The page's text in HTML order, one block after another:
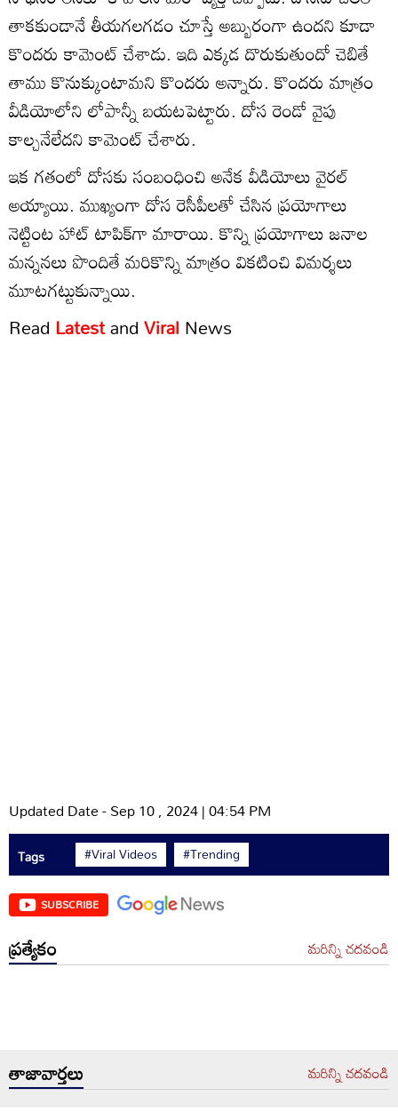
తాకకుండానే తీయగలగడం చూస్తే అబ్బురంగా ఉందని కూడా
కొందరు కామెంట్ చేశాడు. ఇది ఎక్కడ దొరుకుతుందో చెబితే
తాము కొనుక్కుంటామని కొందరు అన్నారు. కొందరు మాత్రం
వీడియోలోని లోపాన్నీ బయటపెట్టారు. దోస రెండో వైపు
కాల్చనేలేదని కామెంట్ చేశారు.
ఇక గతంలో దోసకు సంబంధించి అనేక వీడియోలు వైరల్
అయ్యాయి. ముఖ్యంగా దోస రెసీపీలతో చేసిన ప్రయోగాలు
నెట్టింట హాట్ టాపిక్‌గా మారాయి. కొన్ని ప్రయోగాలు జనాల
మన్ననలు పొందితే మరికొన్ని మాత్రం వికటించి విమర్శలు
మూటగట్టుకున్నాయి.
Read LatestandViral News
Updated Date - Sep 10 , 2024 | 04:54 PM
Tags #Viral Videos #Trending
SUBSCRIBE
ప్రత్యేకం మరిన్ని చదవండి
తాజావార్తలు మరిన్ని చదవండి